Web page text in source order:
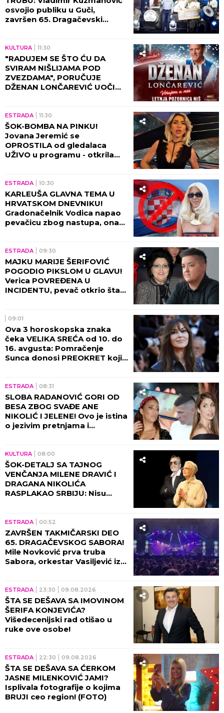
osvojio publiku u Guči,
završen 65. Dragačevski
KULTURA 11:30
"RADUJEM SE ŠTO ĆU DA
SVIRAM NIŠLIJAMA POD
ZVEZDAMA", PORUČUJE
DŽENAN LONČAREVIĆ UOČI
ESTRADA 11:30
ŠOK-BOMBA NA PINKU!
Jovana Jeremić se
OPROSTILA od gledalaca
UŽIVO u programu - otkrila
ESTRADA 10:30
KARLEUŠA GLAVNA TEMA U
HRVATSKOM DNEVNIKU!
Gradonačelnik Vodica napao
pevačicu zbog nastupa, ona
ESTRADA 09:30
MAJKU MARIJE ŠERIFOVIĆ
POGODIO PIKSLOM U GLAVU!
Verica POVREĐENA U
INCIDENTU, pevač otkrio šta
09:01
Ova 3 horoskopska znaka
čeka VELIKA SREĆA od 10. do
16. avgusta: Pomračenje
Sunca donosi PREOKRET koji
ESTRADA 08:31
SLOBA RADANOVIĆ GORI OD
BESA ZBOG SVAĐE ANE
NIKOLIĆ I JELENE! Ovo je istina
o jezivim pretnjama i
KULTURA 08:00
ŠOK-DETALJ SA TAJNOG
VENČANJA MILENE DRAVIĆ I
DRAGANA NIKOLIĆA
RASPLAKAO SRBIJU: Nisu
pričaju o njihovoj ljubavi!
ESTRADA 00:52
ZAVRŠEN TAKMIČARSKI DEO
65. DRAGAČEVSKOG SABORA!
Mile Novković prva truba
Sabora, orkestar Vasiljević iz
ESTRADA 23:30 09.08.2026
ŠTA SE DEŠAVA SA IMOVINOM
ŠERIFA KONJEVIĆA?
Višedecenijski rad otišao u
ruke ove osobe!
ESTRADA 22:30 09.08.2026
ŠTA SE DEŠAVA SA ĆERKOM
JASNE MILENKOVIĆ JAMI?
Isplivala fotografije o kojima
BRUJI ceo region! (FOTO)